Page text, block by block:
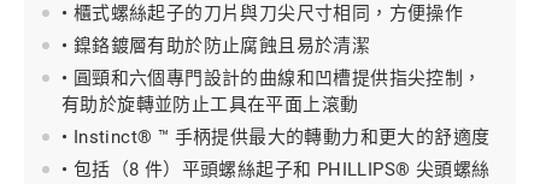
• 櫃式螺絲起子的刀片與刀尖尺寸相同，方便操作
• 鎳鉻鍍層有助於防止腐蝕且易於清潔
• 圓頸和六個專門設計的曲線和凹槽提供指尖控制，
有助於旋轉並防止工具在平面上滾動
• Instinct® ™ 手柄提供最大的轉動力和更大的舒適度
• 包括（8 件）平頭螺絲起子和 PHILLIPS® 尖頭螺絲